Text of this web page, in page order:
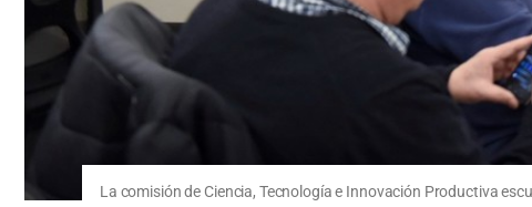
La comisión de Ciencia, Tecnología e Innovación Productiva